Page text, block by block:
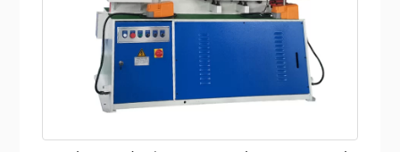
phận còn tốt không, nếu phát hiện trường hợp bất thường
nên dừng máy để sửa chữa kịp thời.
Bôi trơn tất cả các điểm bôi trơn theo thời kỳ làm việc để
tránh làm hỏng các bề mặt làm việc.
Kiểm tra mức chất lỏng thủy lực thường xuyên. Thay bộ